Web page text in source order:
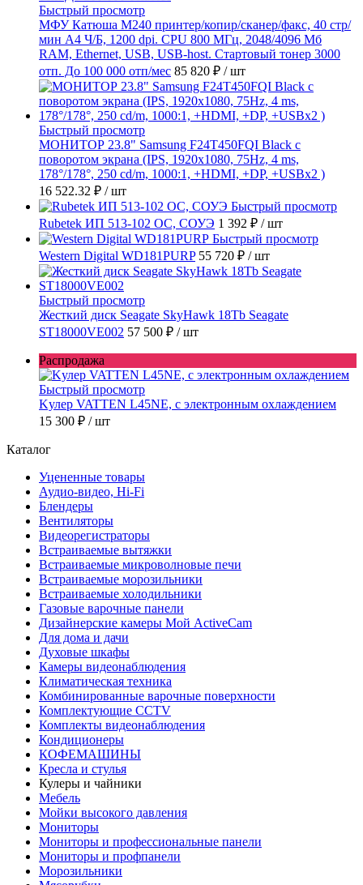
Быстрый просмотр
МФУ Катюша M240 принтер/копир/сканер/факс, 40 стр/
мин А4 Ч/Б, 1200 dpi. CPU 800 МГц, 2048/4096 Мб
RAM, Ethernet, USB, USB-host. Стартовый тонер 3000
отп. До 100 000 отп/мес 85 820 ₽ / шт
Быстрый просмотр
МОНИТОР 23.8" Samsung F24T450FQI Black с
поворотом экрана (IPS, 1920x1080, 75Hz, 4 ms,
178°/178°, 250 cd/m, 1000:1, +HDMI, +DP, +USBx2 )
16 522.32 ₽ / шт
Быстрый просмотр
Rubetek ИП 513-102 ОС, СОУЭ 1 392 ₽ / шт
Быстрый просмотр
Western Digital WD181PURP 55 720 ₽ / шт
Быстрый просмотр
Жесткий диск Seagate SkyHawk 18Tb Seagate
ST18000VE002 57 500 ₽ / шт
Распродажа
Быстрый просмотр
Kулер VATTEN L45NE, с электронным охлаждением
15 300 ₽ / шт
Каталог
Уцененные товары
Аудио-видео, Hi-Fi
Блендеры
Вентиляторы
Видеорегистраторы
Встраиваемые вытяжки
Встраиваемые микроволновые печи
Встраиваемые морозильники
Встраиваемые холодильники
Газовые варочные панели
Дизайнерские камеры Мой ActiveCam
Для дома и дачи
Духовые шкафы
Камеры видеонаблюдения
Климатическая техника
Комбинированные варочные поверхности
Комплектующие CCTV
Комплекты видеонаблюдения
Кондиционеры
КОФЕМАШИНЫ
Кресла и стулья
Кулеры и чайники
Мебель
Мойки высокого давления
Мониторы
Мониторы и профессиональные панели
Мониторы и профпанели
Морозильники